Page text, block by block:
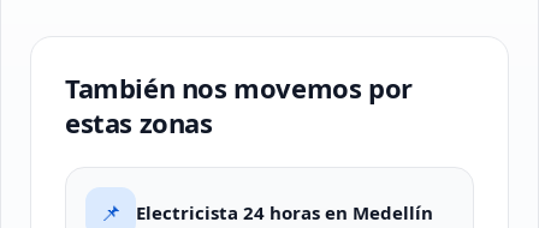
También nos movemos por
estas zonas
📌 Electricista 24 horas en Medellín